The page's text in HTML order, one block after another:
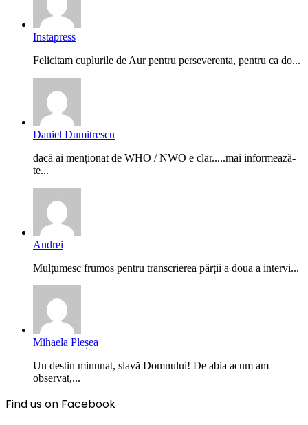
Instapress
Felicitam cuplurile de Aur pentru perseverenta, pentru ca do...
Daniel Dumitrescu
dacă ai menționat de WHO / NWO e clar.....mai informează-
te...
Andrei
Mulțumesc frumos pentru transcrierea părții a doua a intervi...
Mihaela Pleșea
Un destin minunat, slavă Domnului! De abia acum am
observat,...
Find us on Facebook